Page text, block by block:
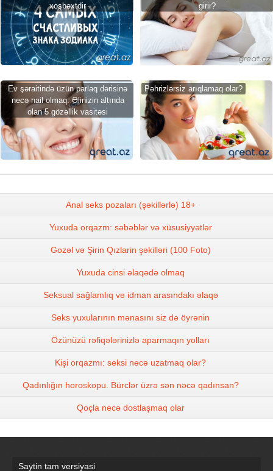
xoşbəxtdir
girir?
Ev şəraitində üzün parlaq dərisinə
necə nail olmaq: Əlinizin altında
olan 5 gözəllik vasitəsi
Pəhrizlərsiz arıqlamaq olar?
Anal seks pozaları (şəkillərlə) 18+
Yuxuda orqazm: səbəblər və xüsusiyyətlər
Gozəl və Şirin Qızlarin şəkilləri (100 Foto)
Yuxuda cinsi əlaqədə olmaq
Seksual sağlamlıq və idman arasındakı əlaqə
Seks yuxularının mənasını siz də öyrənin
Özünüzü rəfiqələrinizlə aparmaqın yolları
Kişi orqazmı: seksi necə uzatmaq olar?
Qadınlığın horoskopu. Bürclər üzrə sən nəcə qadınsan?
Qoçla necə dostlaşmaq olar
Saytin tam versiyasi